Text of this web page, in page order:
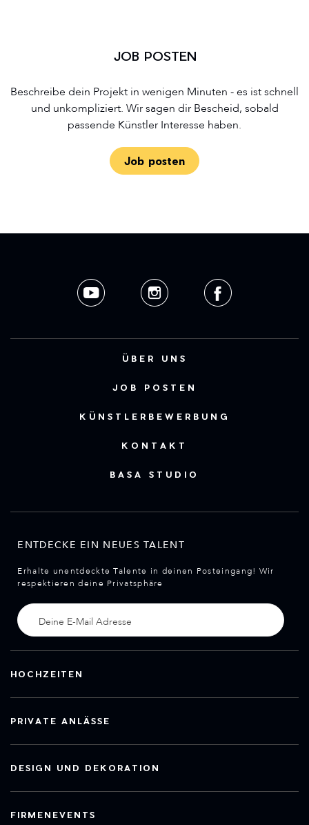
JOB POSTEN
Beschreibe dein Projekt in wenigen Minuten - es ist schnell
und unkompliziert. Wir sagen dir Bescheid, sobald
passende Künstler Interesse haben.
Job posten
ÜBER UNS
JOB POSTEN
KÜNSTLERBEWERBUNG
KONTAKT
BASA STUDIO
ENTDECKE EIN NEUES TALENT
Erhalte unentdeckte Talente in deinen Posteingang! Wir
respektieren deine Privatsphäre
HOCHZEITEN
PRIVATE ANLÄSSE
DESIGN UND DEKORATION
FIRMENEVENTS